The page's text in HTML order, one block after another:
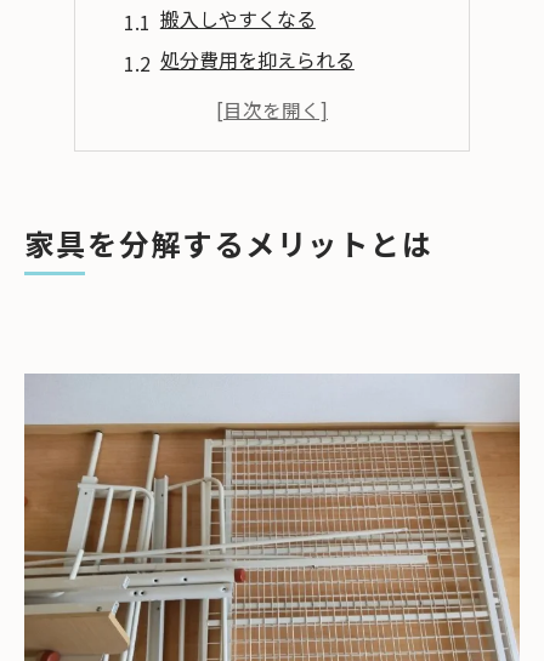
搬入しやすくなる
処分費用を抑えられる
部品を再利用できる
分解可能な家具の種類
分解できない家具の種類
プロに任せるメリット
まとめ
家具を分解するメリットとは